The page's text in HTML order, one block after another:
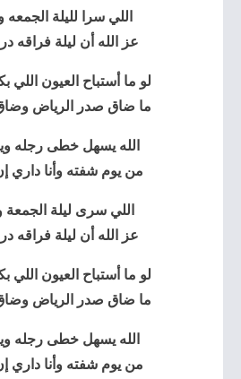
اللي سرا لليلة الجمعه
عز الله أن ليلة فراقه
لو ما أستباح العيون
ما ضاق صدر الرياض
الله يسهل خطى رجله
من يوم شفته وأنا داري
اللي سرى ليلة
عز الله أن ليلة فراقه
لو ما أستباح العيون
ما ضاق صدر الرياض
الله يسهل خطى رجله
من يوم شفته وأنا داري